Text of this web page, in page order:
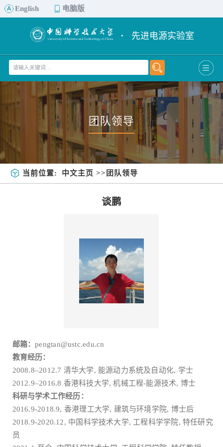
English 电脑版
· 先进电源实验室
团队领导
当前位置: 中文主页 >>团队领导
谈鹏
邮箱：pengtan@ustc.edu.cn
教育经历：
2008.8–2012.7 清华大学, 能源动力系统及自动化, 学士
2012.9–2016.8 香港科技大学, 机械工程-能源技术, 博士
科研与学术工作经历：
2016.9-2018.9, 香港理工大学, 建筑与环境学院, 博士后
2018.9-2020.12, 中国科学技术大学, 工程科学学院, 特任研究
员